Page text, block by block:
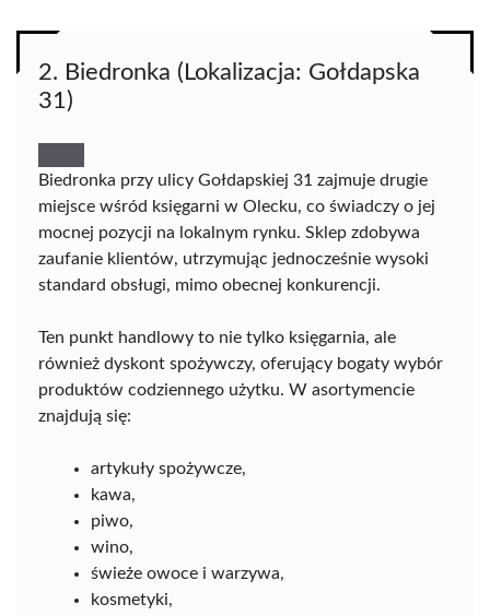
2. Biedronka (Lokalizacja: Gołdapska
31)
Biedronka przy ulicy Gołdapskiej 31 zajmuje drugie
miejsce wśród księgarni w Olecku, co świadczy o jej
mocnej pozycji na lokalnym rynku. Sklep zdobywa
zaufanie klientów, utrzymując jednocześnie wysoki
standard obsługi, mimo obecnej konkurencji.
Ten punkt handlowy to nie tylko księgarnia, ale
również dyskont spożywczy, oferujący bogaty wybór
produktów codziennego użytku. W asortymencie
znajdują się:
artykuły spożywcze,
kawa,
piwo,
wino,
świeże owoce i warzywa,
kosmetyki,